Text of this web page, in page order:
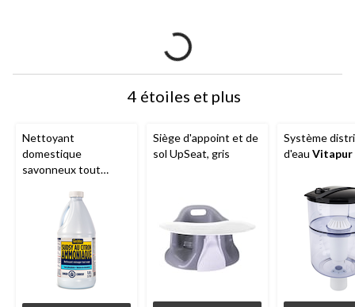
4 étoiles et plus
Nettoyant
domestique
savonneux tout
ammoniac, citron, 1,8
Siège d'appoint et de
sol UpSeat, gris
Système
d'eau Vitapur